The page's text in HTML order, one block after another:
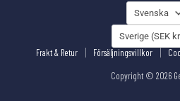
Svenska
LAND
Sverige
Frakt & Retur Försäljningsvillkor
Copyright © 2026